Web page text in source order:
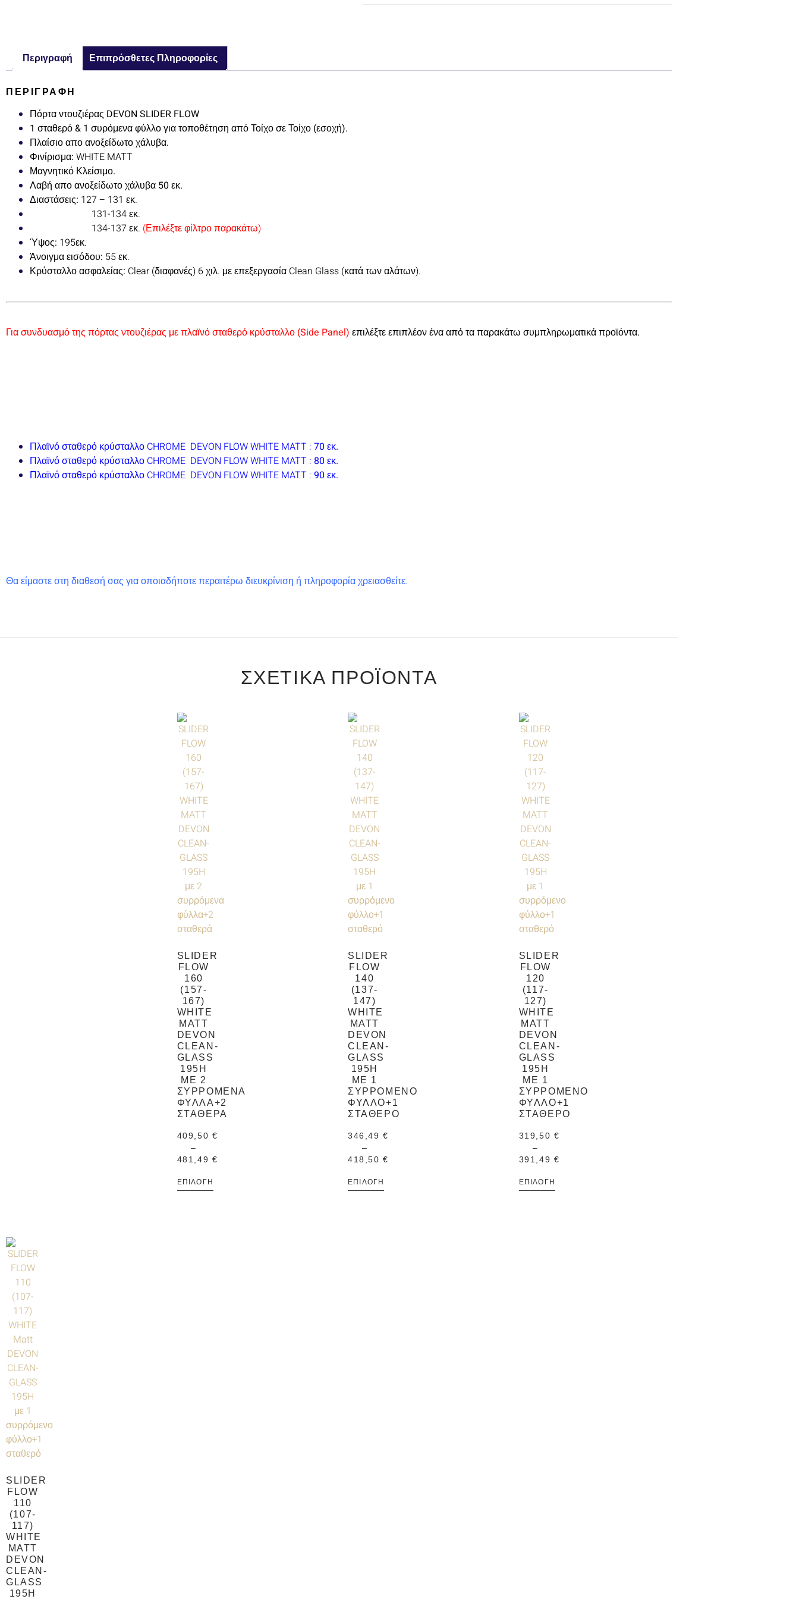
Περιγραφή Επιπρόσθετες Πληροφορίες
ΠΕΡΙΓΡΑΦΉ
Πόρτα ντουζιέρας DEVON SLIDER FLOW
1 σταθερό & 1 συρόμενα φύλλο για τοποθέτηση από Τοίχο σε Τοίχο (εσοχή).
Πλαίσιο απο ανοξείδωτο χάλυβα.
Φινίρισμα: WHITE MATT
Μαγνητικό Κλείσιμο.
Λαβή απο ανοξείδωτο χάλυβα 50 εκ.
Διαστάσεις: 127 – 131 εκ.
131-134 εκ.
134-137 εκ. (Επιλέξτε φίλτρο παρακάτω)
Ύψος: 195εκ.
Άνοιγμα εισόδου: 55 εκ.
Κρύσταλλο ασφαλείας: Clear (διαφανές) 6 χιλ. με επεξεργασία Clean Glass (κατά των αλάτων).
Για συνδυασμό της πόρτας ντουζιέρας με πλαϊνό σταθερό κρύσταλλο (Side Panel) επιλέξτε επιπλέον ένα από τα παρακάτω συμπληρωματικά προϊόντα.
Πλαϊνό σταθερό κρύσταλλο CHROME DEVON FLOW WHITE MATT : 70 εκ.
Πλαϊνό σταθερό κρύσταλλο CHROME DEVON FLOW WHITE MATT : 80 εκ.
Πλαϊνό σταθερό κρύσταλλο CHROME DEVON FLOW WHITE MATT : 90 εκ.
Θα είμαστε στη διαθεσή σας για οποιαδήποτε περαιτέρω διευκρίνιση ή πληροφορία χρειασθείτε.
ΣΧΕΤΙΚΆ ΠΡΟΪΌΝΤΑ
SLIDER
FLOW
160
(157-
167)
WHITE
MATT
DEVON
CLEAN-
GLASS
195H
ΜΕ 2
ΣΥΡΡΌΜΕΝΑ
ΦΎΛΛΑ+2
ΣΤΑΘΕΡΆ
409,50 €
–
481,49 €
ΕΠΙΛΟΓΉ
SLIDER
FLOW
140
(137-
147)
WHITE
MATT
DEVON
CLEAN-
GLASS
195H
ΜΕ 1
ΣΥΡΡΌΜΕΝΟ
ΦΎΛΛΟ+1
ΣΤΑΘΕΡΌ
346,49€
–
418,50€
ΕΠΙΛΟΓΉ
SLIDER
FLOW
120
(117-
127)
WHITE
MATT
DEVON
CLEAN-
GLASS
195H
ΜΕ 1
ΣΥΡΡΌΜΕΝΟ
ΦΎΛΛΟ+1
ΣΤΑΘΕΡΌ
319,50 €
–
391,49 €
ΕΠΙΛΟΓΉ
SLIDER
FLOW
110
(107-
117)
WHITE
MATT
DEVON
CLEAN-
GLASS
195H